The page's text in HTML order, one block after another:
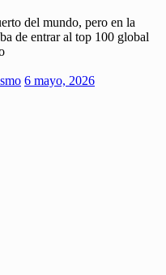
del mundo, pero en la
de entrar al top 100 global
6 mayo, 2026